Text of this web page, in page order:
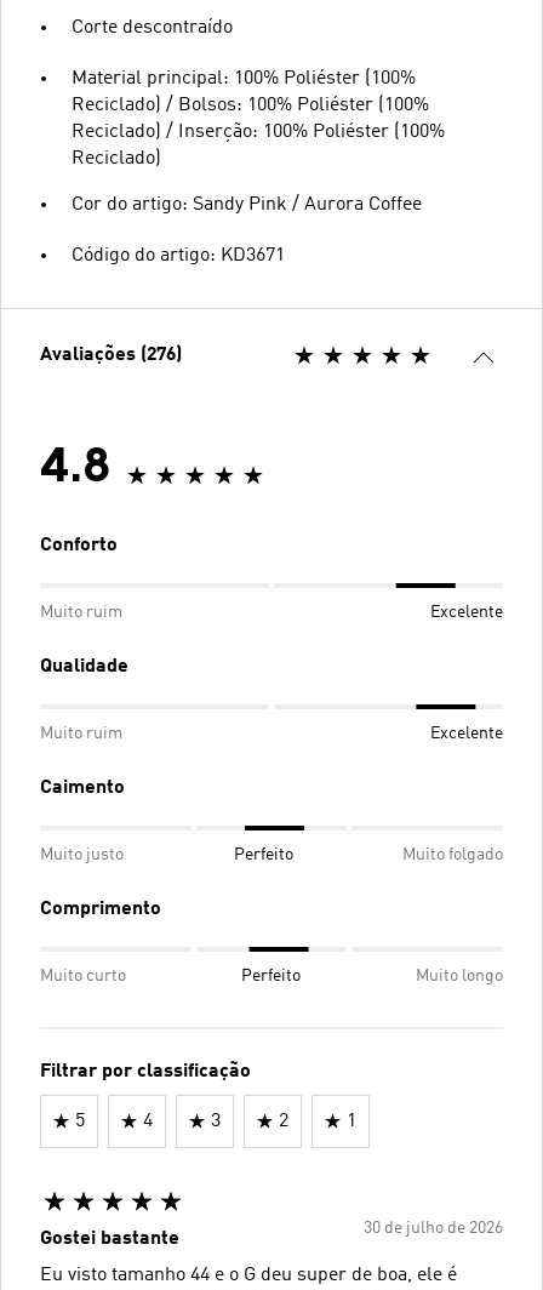
Corte descontraído
Material principal: 100% Poliéster (100%
Reciclado) / Bolsos: 100% Poliéster (100%
Reciclado) / Inserção: 100% Poliéster (100%
Reciclado)
Cor do artigo: Sandy Pink / Aurora Coffee
Código do artigo: KD3671
Avaliações (276)
4.8
Conforto
Muito ruim Excelente
Qualidade
Muito ruim Excelente
Caimento
Muito justo Perfeito Muito folgado
Comprimento
Muito curto Perfeito Muito longo
Filtrar por classificação
5 4 3 2 1
30 de julho de 2026
Gostei bastante
Eu visto tamanho 44 e o G deu super de boa, ele é